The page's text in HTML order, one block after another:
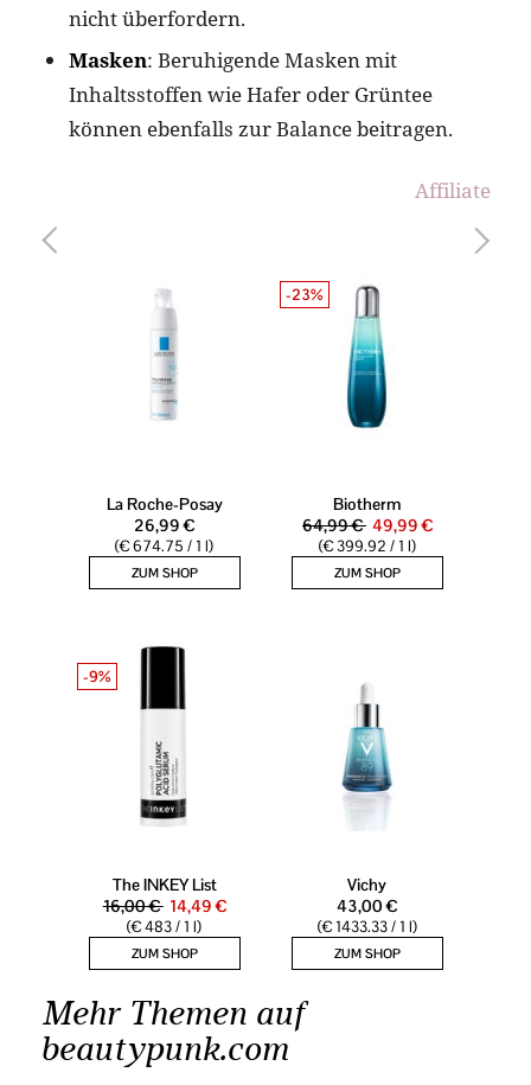
nicht überfordern.
Masken: Beruhigende Masken mit
Inhaltsstoffen wie Hafer oder Grüntee
können ebenfalls zur Balance beitragen.
Affiliate
Mehr Themen auf
beautypunk.com